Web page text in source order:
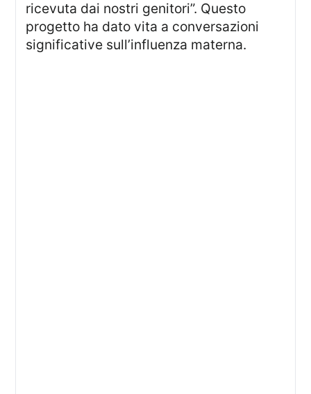
ricevuta dai nostri genitori”. Questo
progetto ha dato vita a conversazioni
significative sull’influenza materna.